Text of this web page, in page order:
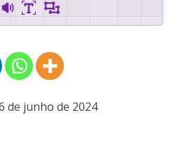
de junho de 2024